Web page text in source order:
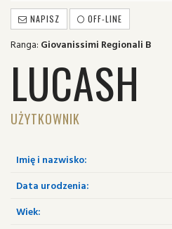
NAPISZ OFF-LINE
Ranga: Giovanissimi Regionali B
LUCASH
UŻYTKOWNIK
Imię i nazwisko:
Data urodzenia:
Wiek: